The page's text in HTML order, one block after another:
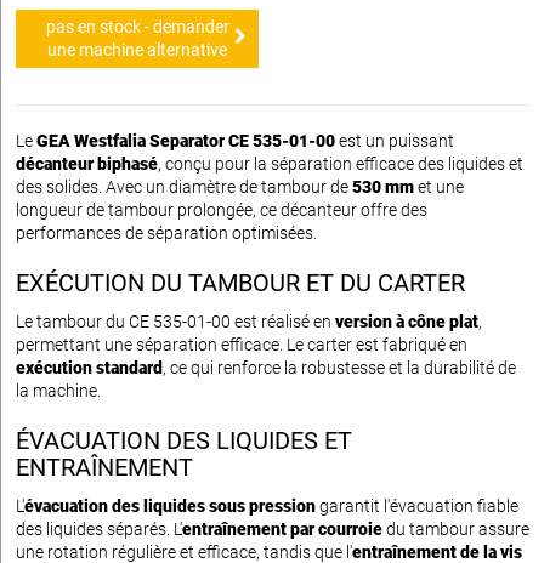
pas en stock - demander
une machine alternative
LeGEA Westfalia Separator CE 535-01-00est un puissant
décanteur biphasé, conçu pour la séparation efficace des liquides et
des solides. Avec un diamètre de tambour de530 mmet une
longueur de tambour prolongée, ce décanteur offre des
performances de séparation optimisées.
EXÉCUTION DU TAMBOUR ET DU CARTER
Le tambour du CE 535-01-00 est réalisé en version à cône plat,
permettant une séparation efficace. Le carter est fabriqué en
exécution standard , ce qui renforce la robustesse et la durabilité de
la machine.
ÉVACUATION DES LIQUIDES ET
ENTRAÎNEMENT
L'évacuation des liquides sous pressiongarantit l'évacuation fiable
des liquides séparés. L'entraînement par courroiedu tambour assure
une rotation régulière et efficace, tandis que l'entraînement de la vis